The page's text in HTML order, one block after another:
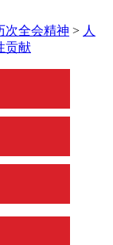
次全会精神 > 人
贡献